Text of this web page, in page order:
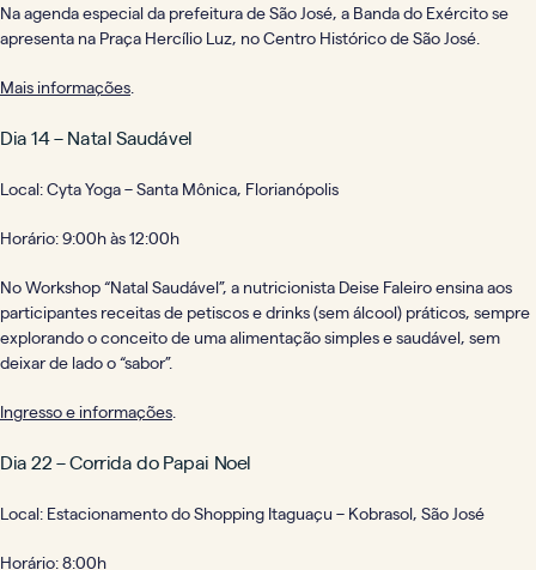
Na agenda especial da prefeitura de São José, a Banda do Exército se
apresenta na Praça Hercílio Luz, no Centro Histórico de São José.
Mais informações
Dia 14 – Natal Saudável
Local:Cyta Yoga – Santa Mônica, Florianópolis
Horário: 9:00h às 12:00h
No Workshop “Natal Saudável”, a nutricionista Deise Faleiro ensina aos
participantes receitas de petiscos e drinks (sem álcool) práticos, sempre
explorando o conceito de uma alimentação simples e saudável, sem
deixar de lado o “sabor”.
Ingresso e informações
Dia 22 – Corrida do Papai Noel
Local: Estacionamento do Shopping Itaguaçu – Kobrasol, São José
Horário: 8:00h